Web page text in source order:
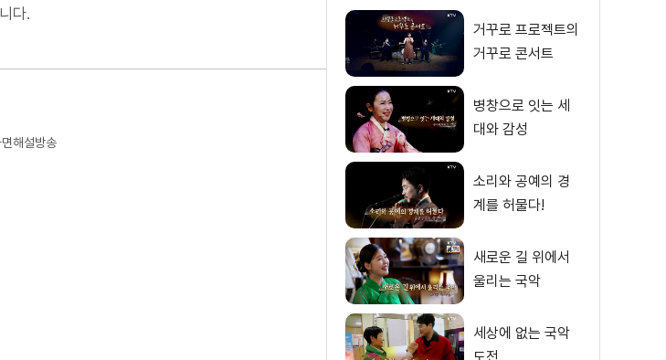
다.
해설방송
거꾸로 프로젝트의
거꾸로 콘서트
병창으로 잇는 세
대와 감성
소리와 공예의 경
계를 허물다!
새로운 길 위에서
울리는 국악
세상에 없는 국악